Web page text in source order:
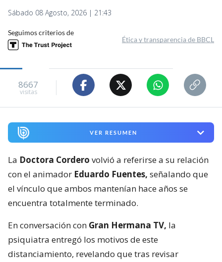
Sábado 08 Agosto, 2026 | 21:43
Seguimos criterios de
Ética y transparencia de BBCL
8667
visitas
VER RESUMEN
La Doctora Cordero volvió a referirse a su relación
con el animador Eduardo Fuentes, señalando que
el vínculo que ambos mantenían hace años se
encuentra totalmente terminado.
En conversación con Gran Hermana TV, la
psiquiatra entregó los motivos de este
distanciamiento, revelando que tras revisar